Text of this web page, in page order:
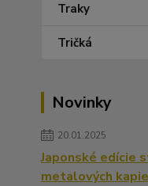
Traky
Tričká
Novinky
20.01.2025
Japonské edície
metalových